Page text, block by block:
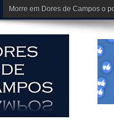
Paróquia divulga programação